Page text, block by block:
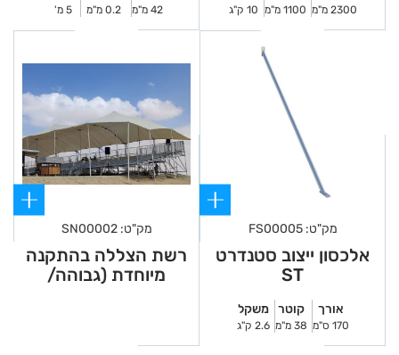
2300 מ"מ 1100 מ"מ 10 ק"ג 42 מ"מ 0.2 מ"מ 5 מ'
מק"ט: FS00005
אלכסון ייצוב סטנדרט
ST
אורך
170 ס"מ
קוטר
38 מ"מ
משקל
2.6 ק"ג
מק"ט: SN00002
רשת הצללה בהתקנה
מיוחדת (גבוהה/